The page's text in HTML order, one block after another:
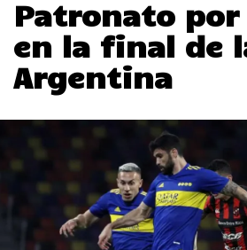
Patronato
en la final de
Argentina